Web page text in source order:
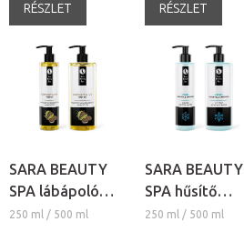
RÉSZLET RÉSZLET
SARA BEAUTY
SPA lábápoló
masszázs gél -
250 ml / 500 ml
SARA BEAUTY
SPA hűsítő
lábápoló
250 ml / 500 ml